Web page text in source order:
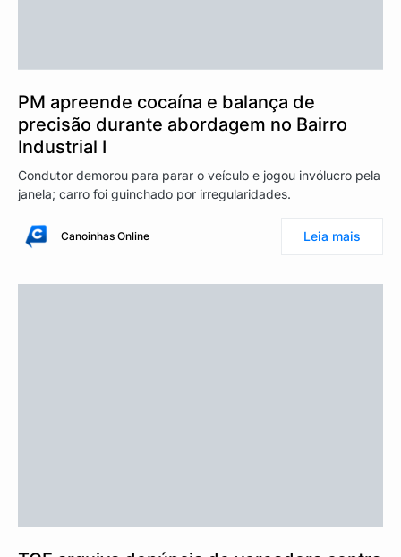
PM apreende cocaína e balança de
precisão durante abordagem no Bairro
Industrial I
Condutor demorou para parar o veículo e jogou invólucro pela
janela; carro foi guinchado por irregularidades.
Canoinhas Online Leia mais